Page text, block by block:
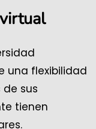
una flexibilidad
sus
tienen